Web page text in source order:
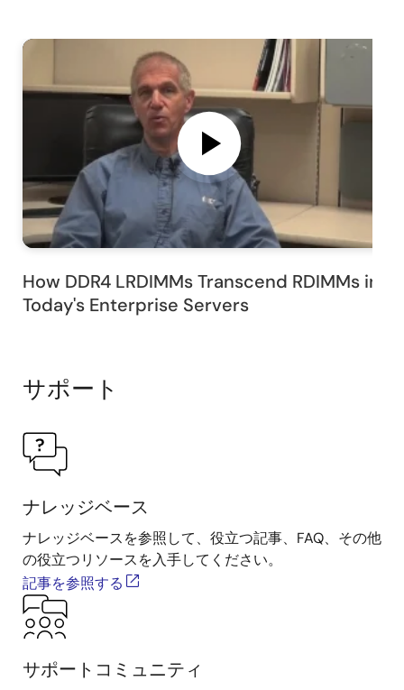
How DDR4 LRDIMMs Transcend RDIMMs in
Today's Enterprise Servers
サポート
ナレッジベース
ナレッジベースを参照して、役立つ記事、FAQ、その他
の役立つリソースを入手してください。
記事を参照する
サポートコミュニティ